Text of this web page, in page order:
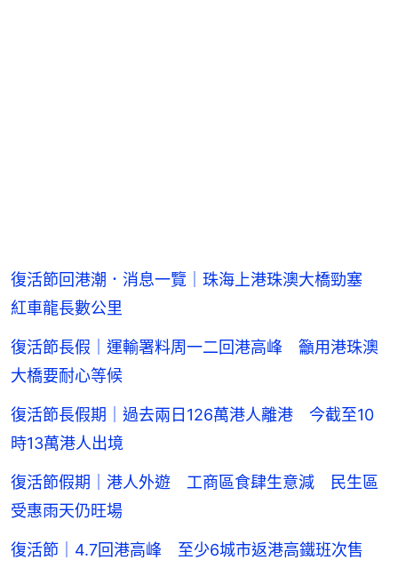
復活節回港潮．消息一覽｜珠海上港珠澳大橋勁塞
紅車龍長數公里
復活節長假｜運輸署料周一二回港高峰 籲用港珠澳
大橋要耐心等候
復活節長假期｜過去兩日126萬港人離港 今截至10
時13萬港人出境
復活節假期｜港人外遊 工商區食肆生意減 民生區
受惠雨天仍旺場
復活節｜4.7回港高峰 至少6城市返港高鐵班次售